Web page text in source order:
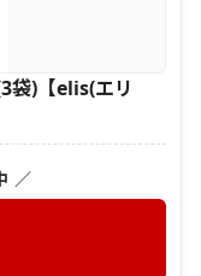
袋)【elis(エリ
／